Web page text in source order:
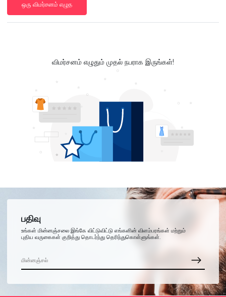
ஒரு விமர்சனம் எழுத
விமர்சனம் எழுதும் முதல் நபராக இருங்கள்!
பதிவு
உங்கள் மின்னஞ்சலை இங்கே விட்டுவிட்டு எங்களின் விளம்பரங்கள் மற்றும்
புதிய வருகைகள் குறித்து தொடர்ந்து தெரிந்துகொள்ளுங்கள்.